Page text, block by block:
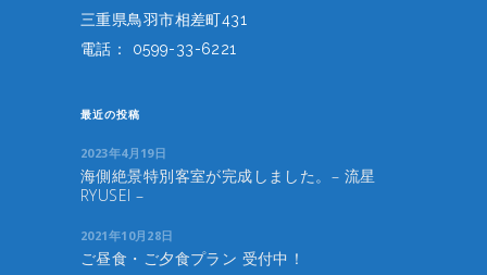
三重県鳥羽市相差町431
電話： 0599-33-6221
最近の投稿
2023年4月19日
海側絶景特別客室が完成しました。– 流星
RYUSEI –
2021年10月28日
ご昼食・ご夕食プラン 受付中！